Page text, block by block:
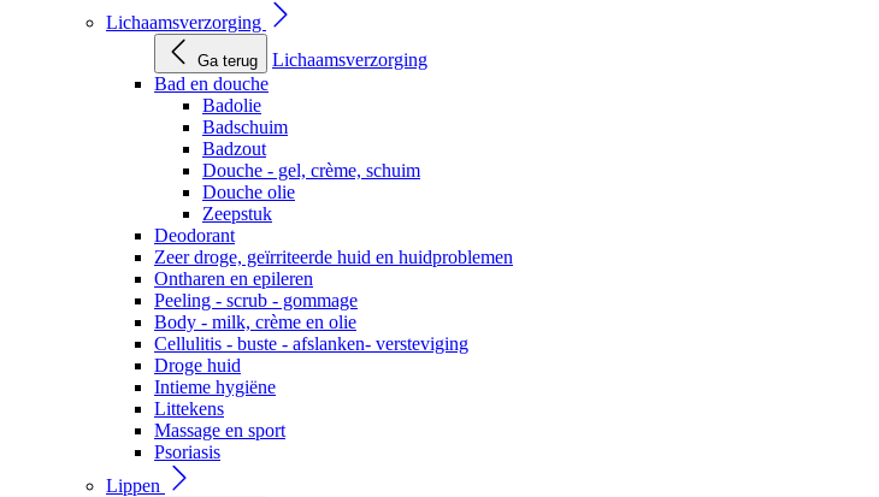
Lichaamsverzorging
Ga terug
Lichaamsverzorging
Bad en douche
Badolie
Badschuim
Badzout
Douche - gel, crème, schuim
Douche olie
Zeepstuk
Deodorant
Zeer droge, geïrriteerde huid en huidproblemen
Ontharen en epileren
Peeling - scrub - gommage
Body - milk, crème en olie
Cellulitis - buste - afslanken- versteviging
Droge huid
Intieme hygiëne
Littekens
Massage en sport
Psoriasis
Lippen